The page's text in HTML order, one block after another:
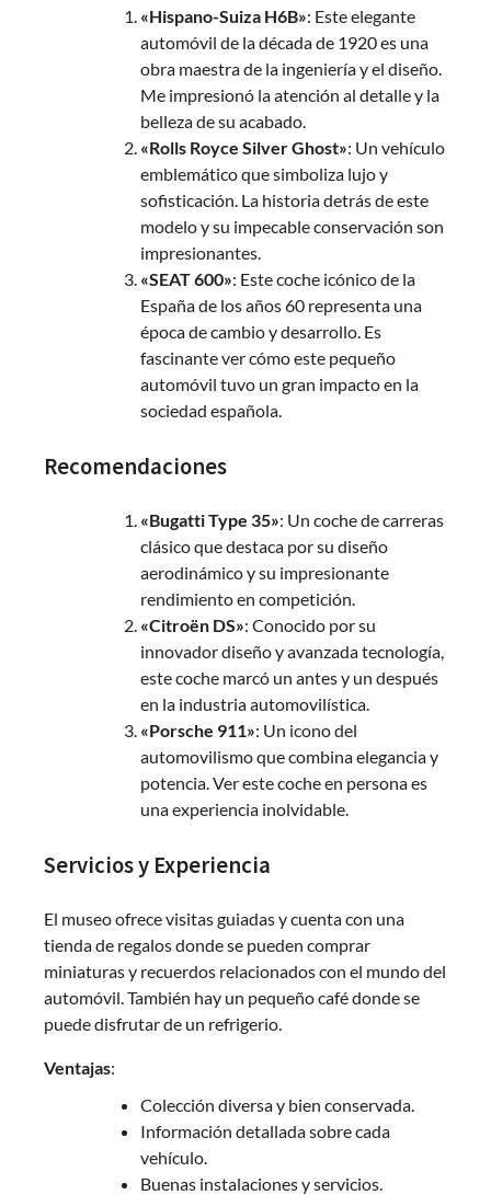
«Hispano-Suiza H6B»: Este elegante
automóvil de la década de 1920 es una
obra maestra de la ingeniería y el diseño.
Me impresionó la atención al detalle y la
belleza de su acabado.
«Rolls Royce Silver Ghost»: Un vehículo
emblemático que simboliza lujo y
sofisticación. La historia detrás de este
modelo y su impecable conservación son
impresionantes.
«SEAT 600»: Este coche icónico de la
España de los años 60 representa una
época de cambio y desarrollo. Es
fascinante ver cómo este pequeño
automóvil tuvo un gran impacto en la
sociedad española.
Recomendaciones
«Bugatti Type 35»: Un coche de carreras
clásico que destaca por su diseño
aerodinámico y su impresionante
rendimiento en competición.
«Citroën DS»: Conocido por su
innovador diseño y avanzada tecnología,
este coche marcó un antes y un después
en la industria automovilística.
«Porsche 911»: Un icono del
automovilismo que combina elegancia y
potencia. Ver este coche en persona es
una experiencia inolvidable.
Servicios y Experiencia
El museo ofrece visitas guiadas y cuenta con una
tienda de regalos donde se pueden comprar
miniaturas y recuerdos relacionados con el mundo del
automóvil. También hay un pequeño café donde se
puede disfrutar de un refrigerio.
Ventajas:
Colección diversa y bien conservada.
Información detallada sobre cada
vehículo.
Buenas instalaciones y servicios.